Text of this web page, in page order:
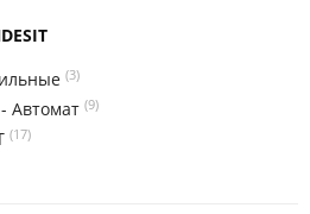
(3)
Автомат (9)
(17)